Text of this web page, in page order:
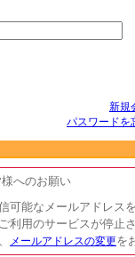
新規
パスワードを
へのお願い
可能なメールアドレス
利用のサービスが停止
メールアドレスの変更を